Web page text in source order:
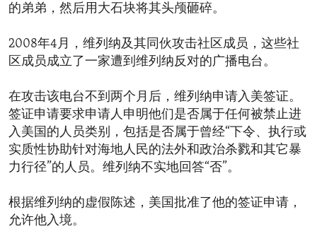
的弟弟，然后用大石块将其头颅砸碎。
2008年4月，维列纳及其同伙攻击社区成员，这些社
区成员成立了一家遭到维列纳反对的广播电台。
在攻击该电台不到两个月后，维列纳申请入美签证。
签证申请要求申请人申明他们是否属于任何被禁止进
入美国的人员类别，包括是否属于曾经“下令、执行或
实质性协助针对海地人民的法外和政治杀戮和其它暴
力行径”的人员。维列纳不实地回答“否”。
根据维列纳的虚假陈述，美国批准了他的签证申请，
允许他入境。